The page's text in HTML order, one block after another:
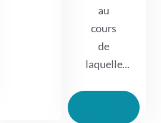
au
cours
de
laquelle...